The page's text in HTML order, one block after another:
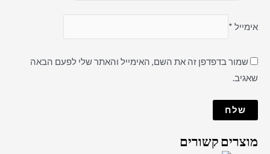
אימייל *
שמור בדפדפן זה את השם, האימייל והאתר שלי לפעם הבאה
שאגיב.
מוצרים קשורים